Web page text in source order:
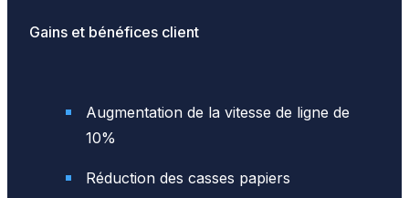
Gains et bénéfices client
Augmentation de la vitesse de ligne de
10%
Réduction des casses papiers